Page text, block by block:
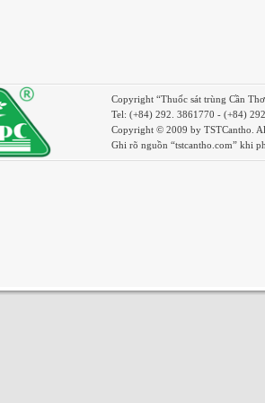
Copyright “Thuốc sát trùng Cần
Tel: (+84) 292. 3861770 - (+84)
Copyright © 2009 by TSTCantho.
Ghi rõ nguồn “tstcantho.com” khi